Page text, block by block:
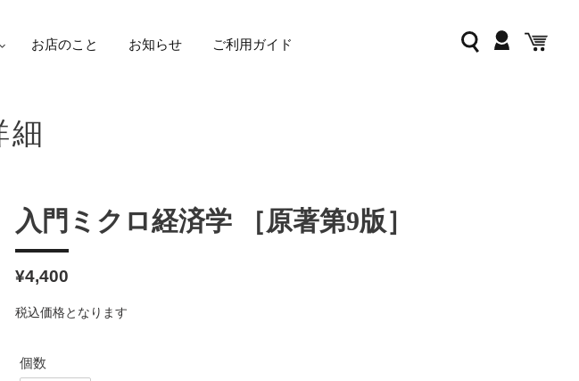
お店のこと お知らせ ご利用ガイド 検索 ログインカー
細
入門ミクロ経済学 ［原著第9版］
通
¥4,400
税込価格となります
個数